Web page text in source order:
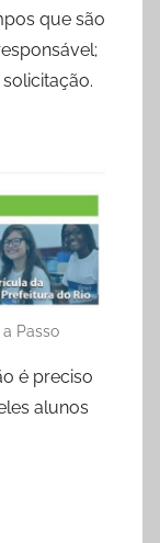
que são
Passo
é preciso
alunos